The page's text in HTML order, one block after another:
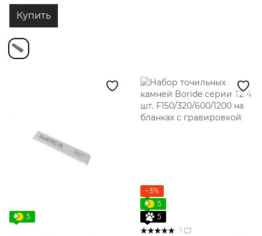
Купить
5
−3%
5
5
1